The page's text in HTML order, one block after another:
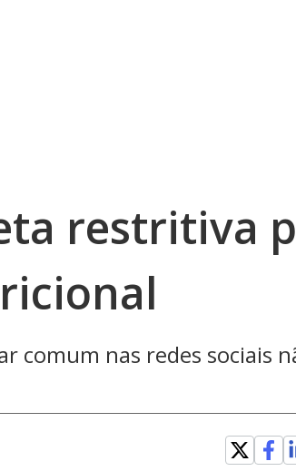
restritiva
comum nas redes sociais